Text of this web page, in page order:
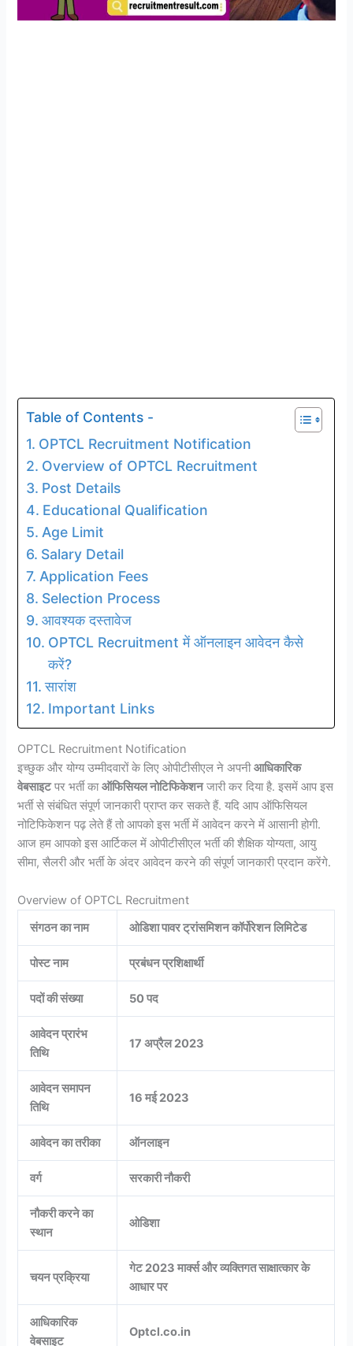
Table of Contents -
OPTCL Recruitment Notification
Overview of OPTCL Recruitment
Post Details
Educational Qualification
Age Limit
Salary Detail
Application Fees
Selection Process
आवश्यक दस्तावेज
OPTCL Recruitment में ऑनलाइन आवेदन कैसे
करें?
सारांश
Important Links
OPTCL Recruitment Notification
इच्छुक और योग्य उम्मीदवारों के लिए ओपीटीसीएल ने अपनीआधिकारिक
वेबसाइटपर भर्ती काऑफिसियल नोटिफिकेशनजारी कर दिया है. इसमें आप इस
भर्ती से संबंधित संपूर्ण जानकारी प्राप्त कर सकते हैं. यदि आप ऑफिसियल
नोटिफिकेशन पढ़ लेते हैं तो आपको इस भर्ती में आवेदन करने में आसानी होगी.
आज हम आपको इस आर्टिकल में ओपीटीसीएल भर्ती की शैक्षिक योग्यता, आयु
सीमा, सैलरी और भर्ती के अंदर आवेदन करने की संपूर्ण जानकारी प्रदान करेंगे.
Overview of OPTCL Recruitment
संगठन का नाम
ओडिशा पावर ट्रांसमिशन कॉर्पोरेशन लिमिटेड
पोस्ट नाम प्रबंधन प्रशिक्षार्थी
पदों की संख्या 50 पद
आवेदन प्रारंभ
तिथि
17 अप्रैल 2023
आवेदन समापन
तिथि
16 मई 2023
आवेदन का तरीका ऑनलाइन
वर्ग सरकारी नौकरी
नौकरी करने का
स्थान
ओडिशा
चयन प्रक्रिया
गेट 2023 मार्क्स और व्यक्तिगत साक्षात्कार के
आधार पर
आधिकारिक
वेबसाइट
Optcl.co.in